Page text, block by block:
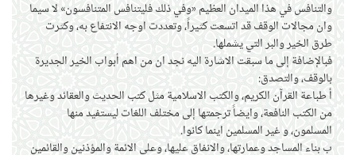
والتنافس في هذا الميدان العظيم «وفي ذلك فليتنافس المتنافسون» لا سيما
وان مجالات الوقف قد اتسعت كثيراً، وتعددت اوجه الانتفاع به، وكثرت
طرق الخير والبر التي يشملها.
فبالإضافة إلى ما سبقت الاشارة اليه نجد ان من اهم أبواب الخير الجديرة
بالوقف، والتصدق:
أ طباعة القرآن الكريم، والكتب الاسلامية مثل كتب الحديث والعقائد وغيرها
من الكتب النافعة، وايضاً ترجمتها إلى مختلف اللغات ليستفيد منها
المسلمون، و غير المسلمين اينما كانوا.
ب بناء المساجد وعمارتها، والانفاق عليها، وعلى الائمة والمؤذنين والقائمين